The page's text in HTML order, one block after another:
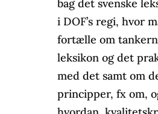
bag det svenske
i DOF’s regi, hvor
fortælle om
leksikon og det
med det samt om
principper, fx om,